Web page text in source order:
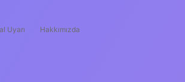
Uyarı Hakkımızda